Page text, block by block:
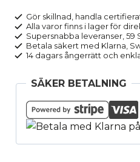
SOLISA
svart
mängd
Gör skillnad, handla
Alla varor finns i lager för
Supersnabba leveranser, 59
Betala säkert med Klarna,
14 dagars ångerrätt och
SÄKER BETALNING